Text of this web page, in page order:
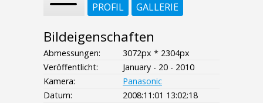
PROFIL
GALLERIE
Bildeigenschaften
Abmessungen:
3072px * 2304px
Veröffentlicht:
January - 20 - 2010
Kamera:
Panasonic
Datum:
2008:11:01 13:02:18